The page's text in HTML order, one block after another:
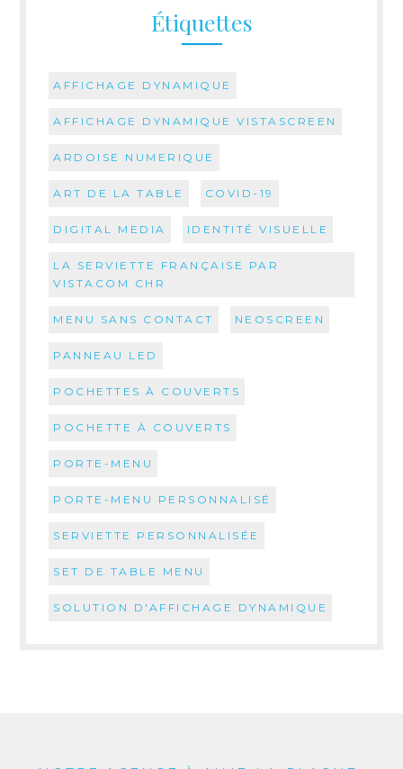
Étiquettes
AFFICHAGE DYNAMIQUE
AFFICHAGE DYNAMIQUE VISTASCREEN
ARDOISE NUMERIQUE
ART DE LA TABLE COVID-19
DIGITAL MEDIA IDENTITÉ VISUELLE
LA SERVIETTE FRANÇAISE PAR
VISTACOM CHR
MENU SANS CONTACT NEOSCREEN
PANNEAU LED
POCHETTES À COUVERTS
POCHETTE À COUVERTS
PORTE-MENU
PORTE-MENU PERSONNALISÉ
SERVIETTE PERSONNALISÉE
SET DE TABLE MENU
SOLUTION D'AFFICHAGE DYNAMIQUE